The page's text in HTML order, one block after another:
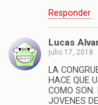
Responder
Lucas
julio 17, 2018
LA
HACE QUE
COMO
JOVENES